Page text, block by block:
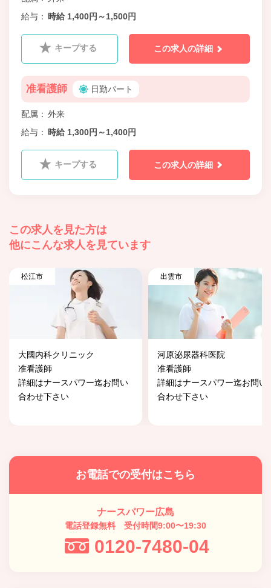
給与
時給 1,400円～1,500円
キープする この求人の詳細
准看護師 日勤パート
配属
外来
給与
時給 1,300円～1,400円
キープする この求人の詳細
この求人を見た方は
他にこんな求人を見ています
松江市
大國内科クリニック
准看護師
詳細はナースパワー迄お問い
合わせ下さい
出雲市
河原泌尿器科医院
准看護師
詳細はナースパワー迄お問い
合わせ下さい
お電話での受付はこちら
ナースパワー広島
電話登録無料 受付時間9:00〜19:30
0120-7480-04